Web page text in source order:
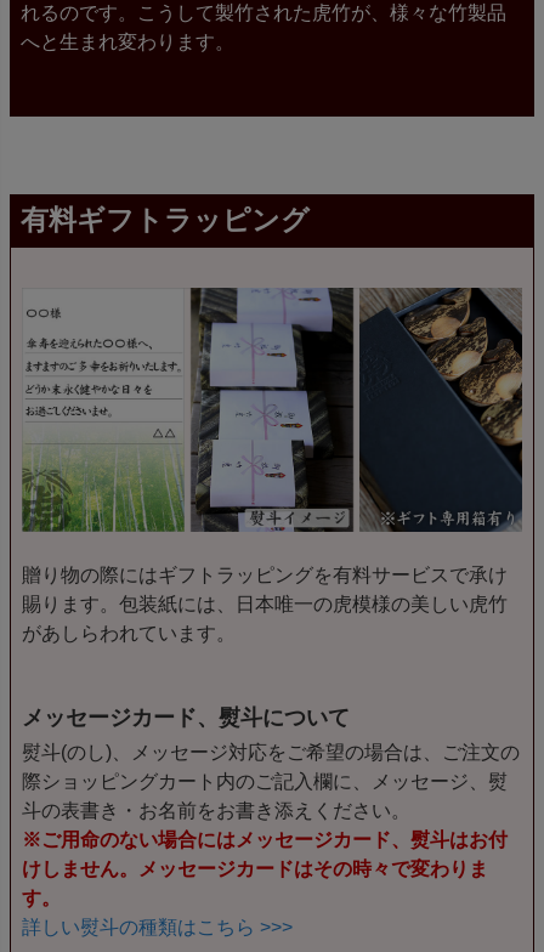
れるのです。こうして製竹された虎竹が、様々な竹製品
へと生まれ変わります。
有料ギフトラッピング
贈り物の際にはギフトラッピングを有料サービスで承け
賜ります。包装紙には、日本唯一の虎模様の美しい虎竹
があしらわれています。
メッセージカード、熨斗について
熨斗(のし)、メッセージ対応をご希望の場合は、ご注文の
際ショッピングカート内のご記入欄に、メッセージ、熨
斗の表書き・お名前をお書き添えください。
※ご用命のない場合にはメッセージカード、熨斗はお付
けしません。メッセージカードはその時々で変わりま
す。
詳しい熨斗の種類はこちら >>>